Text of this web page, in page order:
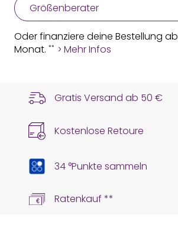
Größenberater
Oder finanziere deine Bestellung ab
Monat. ** Mehr Infos
Gratis Versand ab 50 €
Kostenlose Retoure
34 °Punkte sammeln
Ratenkauf **